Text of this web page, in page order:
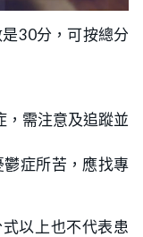
是30分，可按總分
，需注意及追蹤並
症所苦，應找專
以上也不代表患